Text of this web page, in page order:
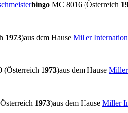
bingo MC 8016 (Österreich
1973)aus dem Hause Miller
(Österreich 1973)aus dem Hause Miller
1973)aus dem Hause Miller